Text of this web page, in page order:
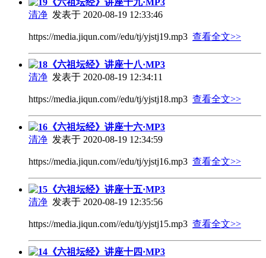
清净 发表于 2020-08-19 12:33:46
https://media.jiqun.com//edu/tj/yjstj19.mp3 查看全文>>
18《六祖坛经》讲座十八·MP3
清净 发表于 2020-08-19 12:34:11
https://media.jiqun.com//edu/tj/yjstj18.mp3 查看全文>>
16《六祖坛经》讲座十六·MP3
清净 发表于 2020-08-19 12:34:59
https://media.jiqun.com//edu/tj/yjstj16.mp3 查看全文>>
15《六祖坛经》讲座十五·MP3
清净 发表于 2020-08-19 12:35:56
https://media.jiqun.com//edu/tj/yjstj15.mp3 查看全文>>
14《六祖坛经》讲座十四·MP3